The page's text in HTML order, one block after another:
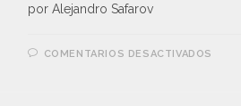
por Alejandro Safarov
COMENTARIOS DESACTIVADOS